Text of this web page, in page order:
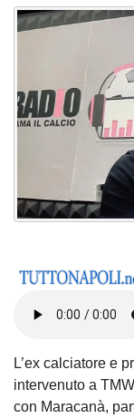
L’ex calciatore e
intervenuto a
con Maracanà,